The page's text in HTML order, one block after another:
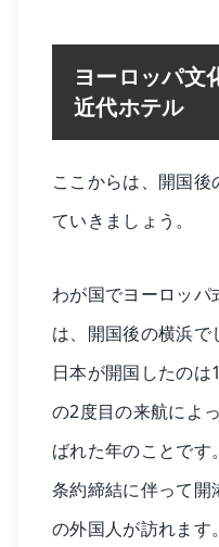
ヨーロッパ文
近代ホテル
ここからは、開国
ていきましょう。
わが国でヨーロッパ
は、開国後の横浜で
日本が開国したの
の2度目の来航によ
ばれた年のことです。
条約締結に伴って開
の外国人が訪れます。